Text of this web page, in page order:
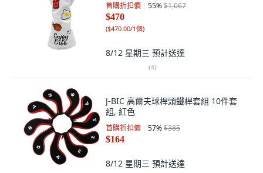
首購折扣價 55%$1,067
$470
($470.00/1個)
8/12 星期三 預計送達
(4)
J-BIC 高爾夫球桿頭鐵桿套組 10件套
組, 紅色
首購折扣價 57%$385
$164
8/12 星期三 預計送達